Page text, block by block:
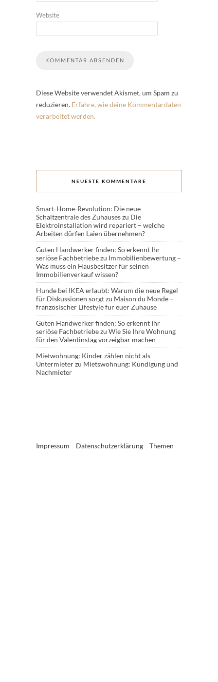
Website
Diese Website verwendet Akismet, um Spam zu
reduzieren. Erfahre, wie deine Kommentardaten
verarbeitet werden.
NEUESTE KOMMENTARE
Smart-Home-Revolution: Die neue
Schaltzentrale des Zuhauseszu Die
Elektroinstallation wird repariert – welche
Arbeiten dürfen Laien übernehmen?
Guten Handwerker finden: So erkennt Ihr
seriöse Fachbetriebezu Immobilienbewertung –
Was muss ein Hausbesitzer für seinen
Immobilienverkauf wissen?
Hunde bei IKEA erlaubt: Warum die neue Regel
für Diskussionen sorgtzu Maison du Monde –
französischer Lifestyle für euer Zuhause
Guten Handwerker finden: So erkennt Ihr
seriöse Fachbetriebezu Wie Sie Ihre Wohnung
für den Valentinstag vorzeigbar machen
Mietwohnung: Kinder zählen nicht als
Untermieterzu Mietswohnung: Kündigung und
Nachmieter
Impressum Datenschutzerklärung Themen